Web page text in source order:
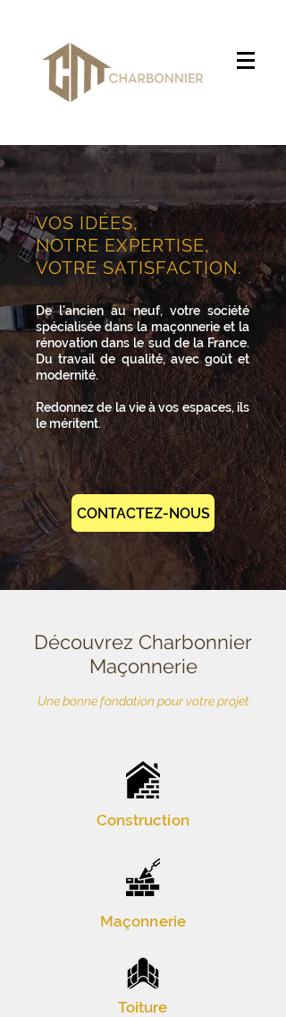
VOS IDÉES,
NOTRE EXPERTISE,
VOTRE SATISFACTION.
De l'ancien au neuf, votre société
spécialisée dans la maçonnerie et la
rénovation dans le sud de la France.
Du travail de qualité, avec goût et
modernité.
Redonnez de la vie à vos espaces, ils
le méritent.
CONTACTEZ-NOUS
Découvrez Charbonnier
Maçonnerie
Une bonne fondation pour votre projet
Construction
Maçonnerie
Toiture